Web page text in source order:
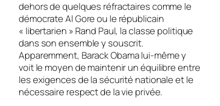
dehors de quelques réfractaires comme le
démocrate Al Gore ou le républicain
« libertarien » Rand Paul, la classe politique
dans son ensemble y souscrit.
Apparemment, Barack Obama lui-même y
voit le moyen de maintenir un équilibre entre
les exigences de la sécurité nationale et le
nécessaire respect de la vie privée.